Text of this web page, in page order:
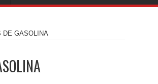
DE GASOLINA